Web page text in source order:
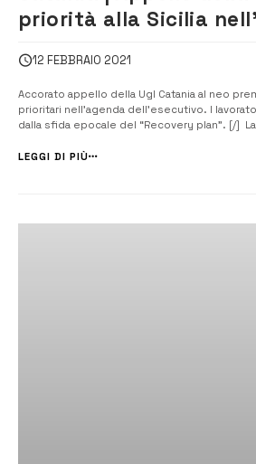
priorità alla Sicilia
12 FEBBRAIO 2021
Accorato appello della Ugl Catania al neo
prioritari nell’agenda dell’esecutivo. I
dalla sfida epocale del “Recovery plan”. [/]
attenzione anche dalla Ugl di Catania che,
LEGGI DI PIÙ